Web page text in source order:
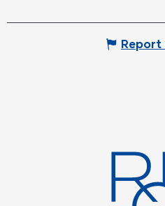
Report